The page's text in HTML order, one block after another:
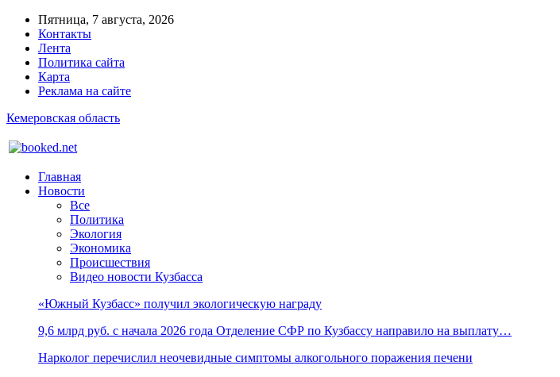
Пятница, 7 августа, 2026
Контакты
Лента
Политика сайта
Карта
Реклама на сайте
Кемеровская область
Главная
Новости
Все
Политика
Экология
Экономика
Происшествия
Видео новости Кузбасса
«Южный Кузбасс» получил экологическую награду
9,6 млрд руб. с начала 2026 года Отделение СФР по Кузбассу направило на выплату…
Нарколог перечислил неочевидные симптомы алкогольного поражения печени